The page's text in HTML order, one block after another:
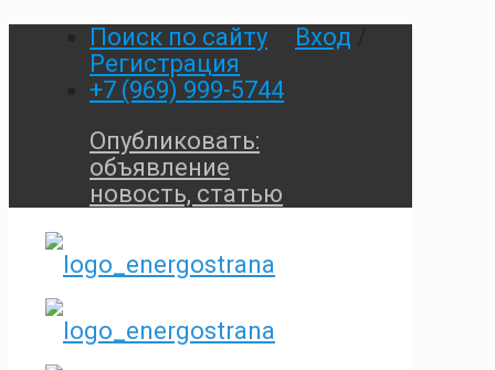
Поиск по сайту Вход
Регистрация
+7 (969) 999-5744
Опубликовать:
объявление
новость, статью